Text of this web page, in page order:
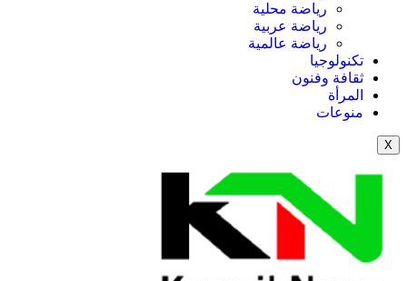
رياضة محلية
رياضة عربية
رياضة عالمية
تكنولوجيا
ثقافة وفنون
المرأة
منوعات
X
NE
News Elementor